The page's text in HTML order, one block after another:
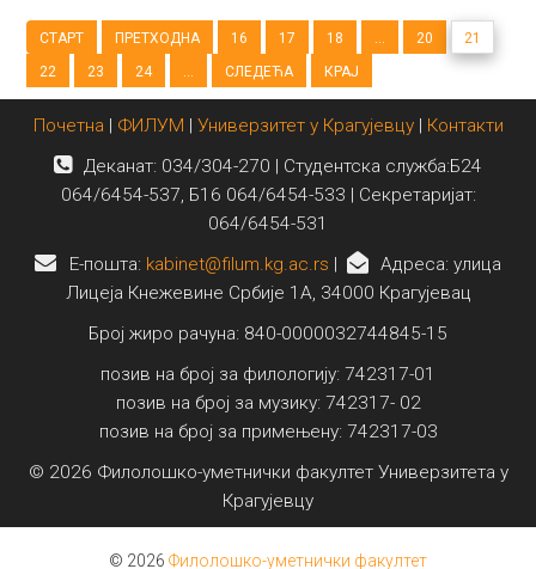
СТАРТ ПРЕТХОДНА 16 17 18 20
21
22
23 24 СЛЕДЕЋА КРАЈ
Почетна | ФИЛУМ | Универзитет у Крагујевцу| Контакти
Деканат: 034/304-270 | Студентска служба:Б24
064/6454-537, Б16 064/6454-533 | Секретаријат:
064/6454-531
E-пошта: kabinet@filum.kg.ac.rs |
Адреса: улица
Лицеја Кнежевине Србије 1А, 34000 Крагујевац
Број жиро рачуна: 840-0000032744845-15
позив на број за филологију: 742317-01
позив на број за музику: 742317- 02
позив на број за примењену: 742317-03
© 2026 Филолошко-уметнички факултет Универзитета у
Крагујевцу
© 2026 Филолошко-уметнички факултет